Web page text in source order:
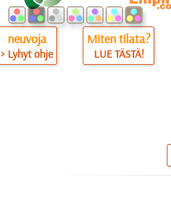
neuvoja
> Lyhyt ohje
Miten tilata?
LUE TÄSTÄ!